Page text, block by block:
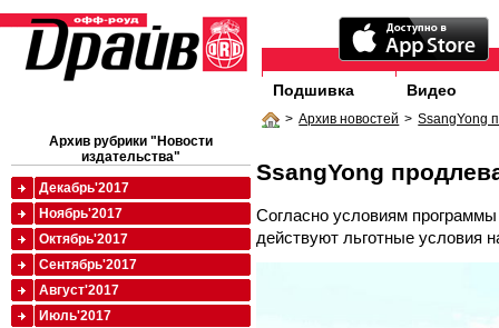
Подшивка Видео
> Архив новостей > SsangYong
SsangYong
Согласно условиям
действуют льготные условия
Архив рубрики "Новости
издательства"
Декабрь'2017
Ноябрь'2017
Октябрь'2017
Сентябрь'2017
Август'2017
Июль'2017